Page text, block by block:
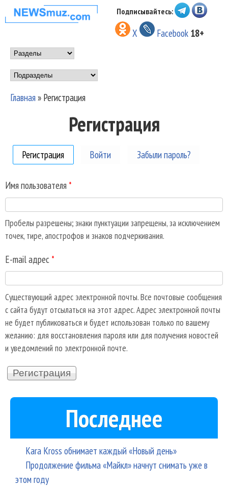
Перейти к основному
содержанию
НОВОСТИ
МУЗЫКИ И
ШОУ БИЗНЕСА
NEWSMUZ.COM
Подписывайтесь:
X Facebook 18+
Main menu
Подразделы
Главная» Регистрация
Регистрация
Регистрация (активная вкладка)
Войти Забыли пароль?
Имя пользователя *
Пробелы разрешены; знаки пунктуации запрещены, за исключением
точек, тире, апострофов и знаков подчеркивания.
E-mail адрес *
Существующий адрес электронной почты. Все почтовые сообщения
с сайта будут отсылаться на этот адрес. Адрес электронной почты
не будет публиковаться и будет использован только по вашему
желанию: для восстановления пароля или для получения новостей
и уведомлений по электронной почте.
Последнее
Kara Kross обнимает каждый «Новый день»
Продолжение фильма «Майкл» начнут снимать уже в
этом году